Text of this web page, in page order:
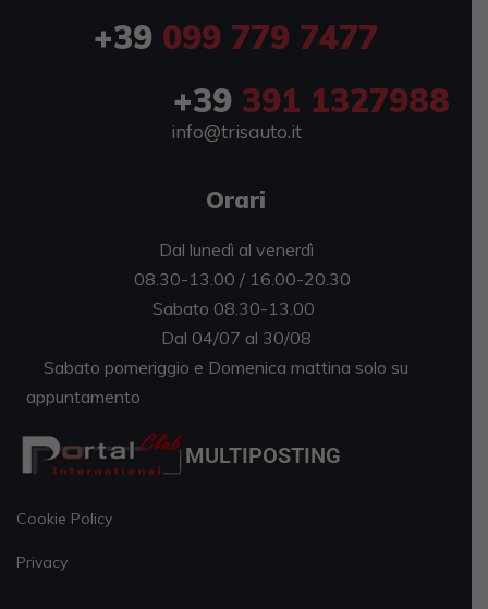
+39 099 779 7477
+39 391 1327988
info@trisauto.it
Orari
Dal lunedì al venerdì
08.30-13.00 / 16.00-20.30
Sabato 08.30-13.00
Dal 04/07 al 30/08
Sabato pomeriggio e Domenica mattina solo su
appuntamento
MULTIPOSTING
Cookie Policy
Privacy